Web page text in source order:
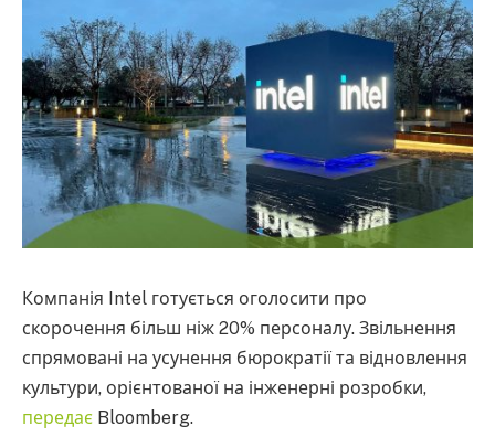
Компанія Intel готується оголосити про
скорочення більш ніж 20% персоналу. Звільнення
спрямовані на усунення бюрократії та відновлення
культури, орієнтованої на інженерні розробки,
передає Bloomberg.